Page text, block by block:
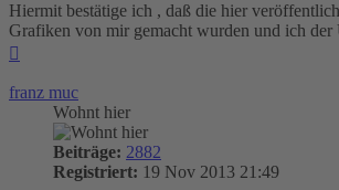
Hiermit bestätige ich , daß die hier
Grafiken von mir gemacht wurden und ich der
franz muc
Wohnt hier
Beiträge: 2882
Registriert: 19 Nov 2013 21:49